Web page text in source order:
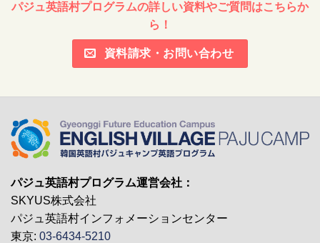
パジュ英語村プログラムの詳しい資料やご質問はこちらか
ら！
資料請求・お問い合わせ
パジュ英語村プログラム運営会社：
SKYUS株式会社
パジュ英語村インフォメーションセンター
東京: 03-6434-5210